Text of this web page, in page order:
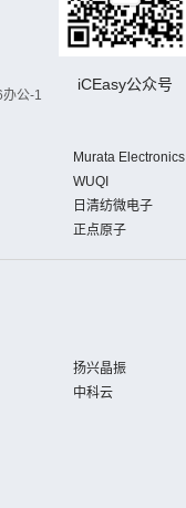
公-1
iCEasy公众号
Murata Electronics
WUQI
日清纺微电子
正点原子
扬兴晶振
中科云